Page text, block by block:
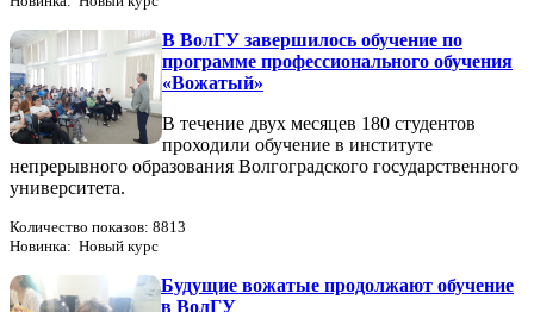
В ВолГУ завершилось обучение по
программе профессионального обучения
«Вожатый»
В течение двух месяцев 180 студентов
проходили обучение в институте
непрерывного образования Волгоградского государственного
университета.
Количество показов: 8813
Новинка: Новый курс
Будущие вожатые продолжают обучение
в ВолГУ